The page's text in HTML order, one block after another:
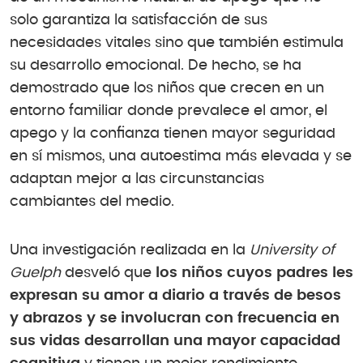
solo garantiza la satisfacción de sus
necesidades vitales sino que también estimula
su desarrollo emocional. De hecho, se ha
demostrado que los niños que crecen en un
entorno familiar donde prevalece el amor, el
apego y la confianza tienen mayor seguridad
en sí mismos, una autoestima más elevada y se
adaptan mejor a las circunstancias
cambiantes del medio.
Una investigación realizada en la University of
Guelphdesveló que los niños cuyos padres les
expresan su amor a diario a través de besos
y abrazos y se involucran con frecuencia en
sus vidas desarrollan una mayor capacidad